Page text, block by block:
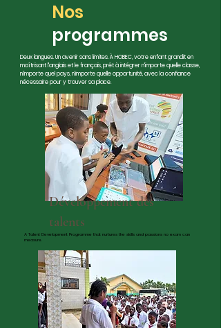
Nos
programmes
Deux langues. Un avenir sans limites. À HOBEC, votre enfant grandit en
maîtrisant l'anglais et le français, prêt à intégrer n'importe quelle classe,
n'importe quel pays, n'importe quelle opportunité, avec la confiance
nécessaire pour y trouver sa place.
Développement des
talents
A Talent Development Programme that nurtures the skills and passions no exam can
measure.